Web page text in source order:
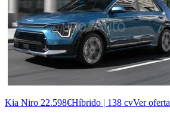
Kia Niro 22.598€Híbrido | 138 cvVer oferta